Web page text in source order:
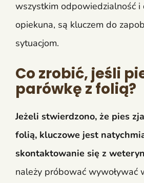
wszystkim odpowiedzialność i
opiekuna, są kluczem do
sytuacjom.
Co zrobić, jeśli
parówkę z folią?
Jeżeli stwierdzono, że pies
folią, kluczowe jest
skontaktowanie się z
należy próbować wywoływać